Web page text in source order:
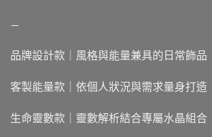
—
品牌設計款｜風格與能量兼具的日常飾品
客製能量款｜依個人狀況與需求量身打造
生命靈數款｜靈數解析結合專屬水晶組合